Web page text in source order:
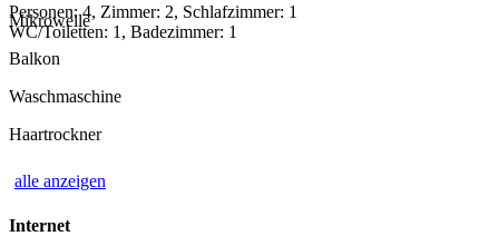
Personen: 4, Zimmer: 2, Schlafzimmer: 1
WC/Toiletten: 1, Badezimmer: 1
Mikrowelle
Balkon
Waschmaschine
Haartrockner
alle anzeigen
Internet